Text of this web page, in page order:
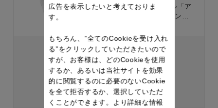
て、温度調節ケトル「ア
プレシア ロック コント
の温度調節であなたの
「美味しい」がきっと見
つかる。 「転倒してもお
湯がこぼれにくい」構造
と沸騰時に注ぎ口から蒸
気が出にくい「省スチー
ム設計」で、安全面もし
っかり配慮。
1件のレビュー
￥11,500
詳細を見る
広告を表示したいと考えておりま
す。
もちろん、”全てのCookieを受け入れ
る”をクリックしていただきたいので
すが、お客様は、どのCookieを使用
するか、あるいは当社サイトを効果
的に閲覧するのに必要のないCookie
を全て拒否するか、選択していただ
くことができます。より詳細な情報